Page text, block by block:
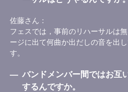
佐藤さん
フェスでは，事前のリハーサルは
ージに出て何曲か出だしの音を出
す。
― バンドメンバー間ではお互
するんですか。